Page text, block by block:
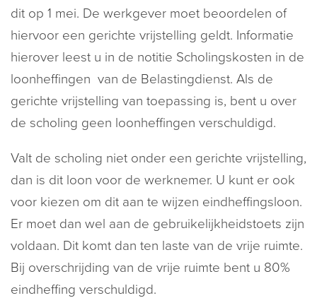
dit op 1 mei. De werkgever moet beoordelen of
hiervoor een gerichte vrijstelling geldt. Informatie
hierover leest u in de notitie Scholingskosten in de
loonheffingen van de Belastingdienst. Als de
gerichte vrijstelling van toepassing is, bent u over
de scholing geen loonheffingen verschuldigd.
Valt de scholing niet onder een gerichte vrijstelling,
dan is dit loon voor de werknemer. U kunt er ook
voor kiezen om dit aan te wijzen eindheffingsloon.
Er moet dan wel aan de gebruikelijkheidstoets zijn
voldaan. Dit komt dan ten laste van de vrije ruimte.
Bij overschrijding van de vrije ruimte bent u 80%
eindheffing verschuldigd.